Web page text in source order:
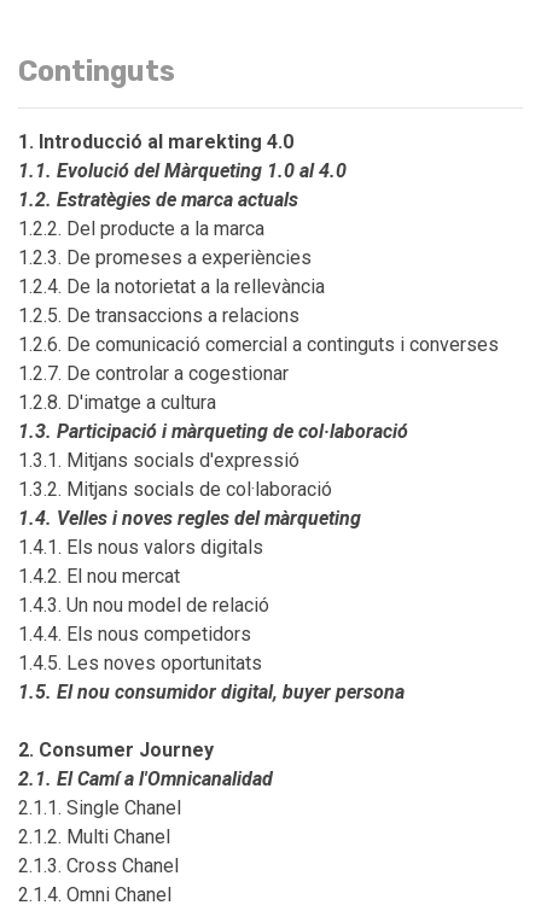
Continguts
1. Introducció al marekting 4.0
1.1. Evolució del Màrqueting 1.0 al 4.0
1.2. Estratègies de marca actuals
1.2.2. Del producte a la marca
1.2.3. De promeses a experiències
1.2.4. De la notorietat a la rellevància
1.2.5. De transaccions a relacions
1.2.6. De comunicació comercial a continguts i converses
1.2.7. De controlar a cogestionar
1.2.8. D'imatge a cultura
1.3. Participació i màrqueting de col·laboració
1.3.1. Mitjans socials d'expressió
1.3.2. Mitjans socials de col·laboració
1.4. Velles i noves regles del màrqueting
1.4.1. Els nous valors digitals
1.4.2. El nou mercat
1.4.3. Un nou model de relació
1.4.4. Els nous competidors
1.4.5. Les noves oportunitats
1.5. El nou consumidor digital, buyer persona
2. Consumer Journey
2.1. El Camí a l'Omnicanalidad
2.1.1. Single Chanel
2.1.2. Multi Chanel
2.1.3. Cross Chanel
2.1.4. Omni Chanel